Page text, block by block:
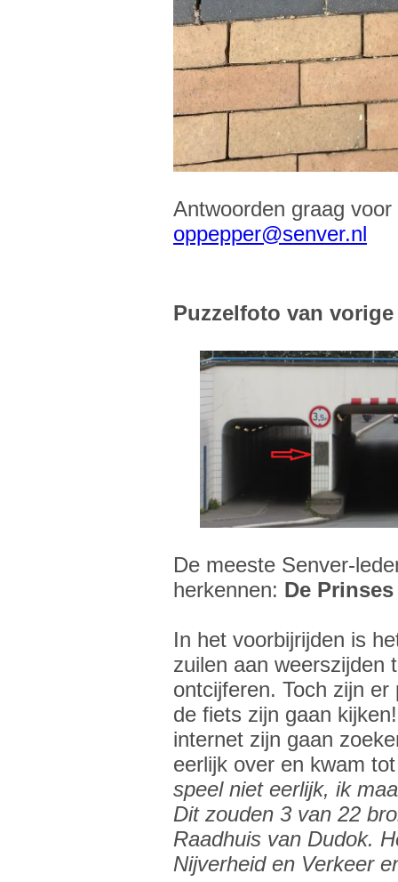
Antwoorden graag
oppepper@senver.nl
Puzzelfoto van vorige
De meeste Senver-
herkennen: De
In het voorbijrijden is
zuilen aan weerszijden
ontcijferen. Toch zijn
de fiets zijn gaan
internet zijn gaan
eerlijk over en kwam
speel niet eerlijk, ik
Dit zouden 3 van 22
Raadhuis van Dudok.
Nijverheid en Verkeer